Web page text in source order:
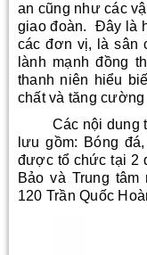
an cũng như các
giao đoàn. Đây là
các đơn vị, là sân
lành mạnh đồng
thanh niên hiểu
chất và tăng
Các nội dung thi
lưu gồm: Bóng
được tổ chức tại 2
Bảo và Trung
120 Trần Quốc